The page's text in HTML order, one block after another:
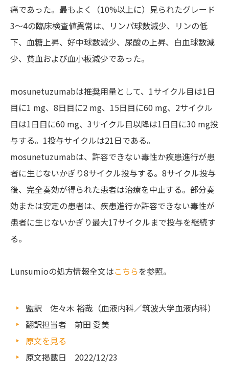
痛であった。最もよく（10%以上に）見られたグレード
3～4の臨床検査値異常は、リンパ球数減少、リンの低
下、血糖上昇、好中球数減少、尿酸の上昇、白血球数減
少、貧血および血小板減少であった。
mosunetuzumabは推奨用量として、1サイクル目は1日
目に1 mg、8日目に2 mg、15日目に60 mg、2サイクル
目は1日目に60 mg、3サイクル目以降は1日目に30 mg投
与する。1投与サイクルは21日である。
mosunetuzumabは、許容できない毒性か疾患進行が患
者に生じないかぎり8サイクル投与する。8サイクル投与
後、完全奏効が得られた患者は治療を中止する。部分奏
効または安定の患者は、疾患進行か許容できない毒性が
患者に生じないかぎり最大17サイクルまで投与を継続す
る。
Lunsumioの処方情報全文はこちらを参照。
監訳 佐々木 裕哉（血液内科／筑波大学血液内科）
翻訳担当者 前田 愛美
原文を見る
原文掲載日 2022/12/23